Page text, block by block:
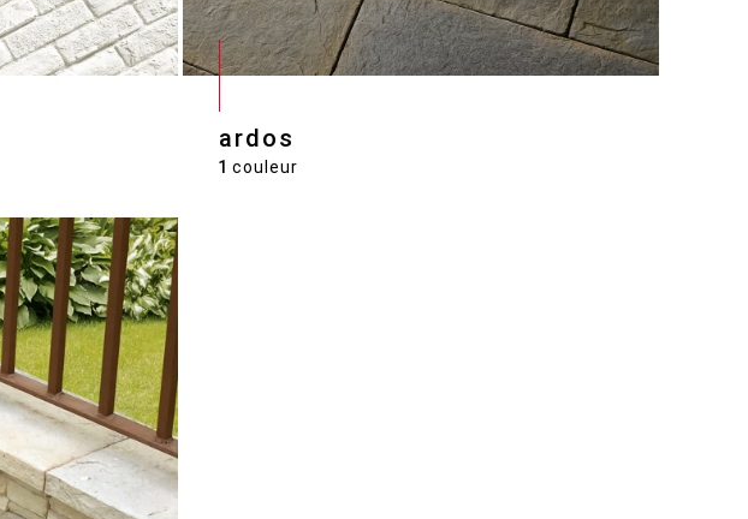
ardos
1 couleur